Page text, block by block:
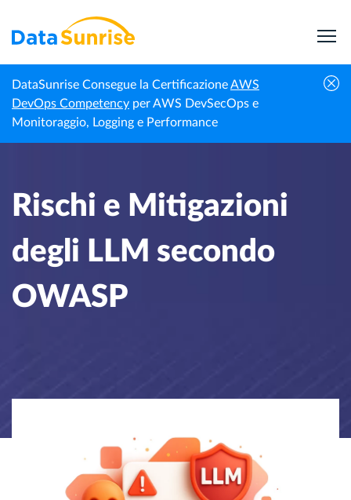
DataSunrise Consegue la CertificazioneAWS
DevOps Competency per AWS DevSecOps e
Monitoraggio, Logging e Performance
Homepage
Centro di
Conoscenza
Rischi e Mitigazioni degli LLM secondo
Rischi e Mitigazioni
degli LLM secondo
OWASP